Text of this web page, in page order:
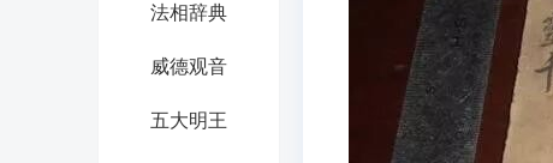
法相辞典
威德观音
五大明王